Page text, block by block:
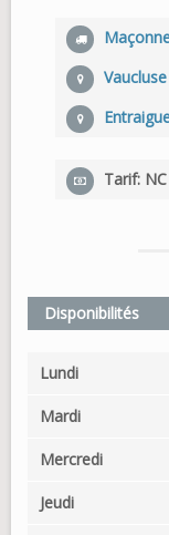
Tarif: NC
Disponibilités
Lundi
Mardi
Mercredi
Jeudi